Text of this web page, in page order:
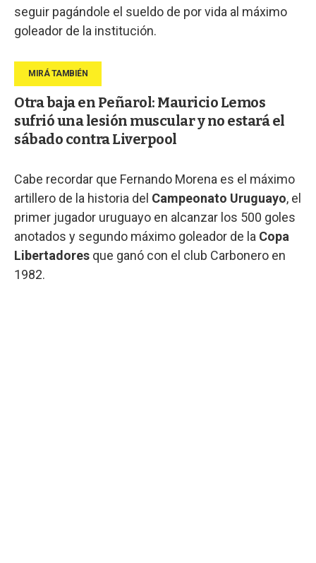
seguir pagándole el sueldo de por vida al máximo
goleador de la institución.
Otra baja en Peñarol: Mauricio Lemos
sufrió una lesión muscular y no estará el
sábado contra Liverpool
Cabe recordar que Fernando Morena es el máximo
artillero de la historia del Campeonato Uruguayo, el
primer jugador uruguayo en alcanzar los 500 goles
anotados y segundo máximo goleador de la Copa
Libertadores que ganó con el club Carbonero en
1982.